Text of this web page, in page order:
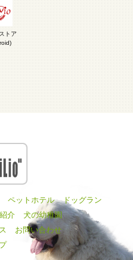
トア
ペットホテル
ドッグラン
介
犬の幼稚園
お問い合わせ